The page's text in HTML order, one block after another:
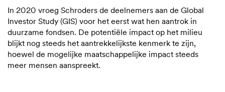
In 2020 vroeg Schroders de deelnemers aan de Global
Investor Study (GIS) voor het eerst wat hen aantrok in
duurzame fondsen. De potentiële impact op het milieu
blijkt nog steeds het aantrekkelijkste kenmerk te zijn,
hoewel de mogelijke maatschappelijke impact steeds
meer mensen aanspreekt.